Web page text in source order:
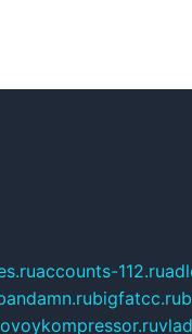
accounts-112.ru
bigfatcc.ru